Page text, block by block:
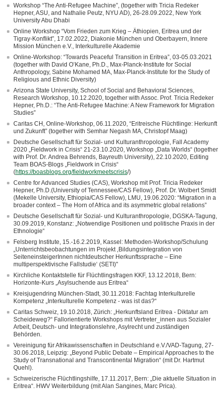
Workshop “The Anti-Refugee Machine”, (together with Tricia Redeker
Hepner, ASU, and Nathalie Peutz, NYU AD), 26-28.09.2022, New York
University Abu Dhabi
Online Workshop “Vom Frieden zum Krieg – Äthiopien, Eritrea und der
Tigray-Konflikt”, 17.02.2022, Diakonie München und Oberbayern, Innere
Mission München e.V., Interkulturelle Akademie
Online-Workshop: “Towards Peaceful Transition in Eritrea”, 03-05.03.2021
(together with David O’Kane, Ph.D., Max-Planck-Institute for Social
Anthropology, Sabine Mohamed MA, Max-Planck-Institute for the Study of
Religious and Ethnic Diversity)
Arizona State University, School of Social and Behavioral Sciences,
Research Workshop, 10.12.2020, together with Assoc. Prof. Tricia Redeker
Hepner, Ph.D.: “The Anti-Refugee Machine: A New Framework for Migration
Studies”
Caritas CH, Online-Workshop, 06.11.2020, “Eritreische Flüchtlinge: Herkunft
und Zukunft” (together with Semhar Negash MA, Christopf Maag)
Deutsche Gesellschaft für Sozial- und Kulturanthropologie, Fall Academy
2020 „Fieldwork in Crisis“ 21-23.10.2020, Workshop „Data Worlds“ (together
with Prof. Dr. Andrea Behrends, Bayreuth University), 22.10.2020, Editing
Team BOAS-Blogs „Fieldwork in Crisis“
(https://boasblogs.org/fieldworkmeetscrisis/)
Centre for Advanced Studies (CAS), Workshop mit Prof. Tricia Redeker
Hepner, Ph.D.(University of Tennessee/CAS Fellow), Prof. Dr. Wolbert Smidt
(Mekelle University, Ethiopia/CAS Fellow), LMU, 19.06.2020: “Migration in a
broader context – The Horn of Africa and its asymmetric global relations”
Deutsche Gesellschaft für Sozial- und Kulturanthropologie, DGSKA-Tagung,
30.09.2019, Konstanz: „Notwendige Positionen und politische Praxis in der
Ethnologie“
Felsberg Institute, 15.-16.2.2019, Kassel: Methoden-Workshop/Schulung
„Unterrichtsbeobachtungen im Projekt ‚Bildungsintegration von
SeiteneinsteigerInnen nichtdeutscher Herkunftssprache – Eine
multiperspektivische Fallstudie‘ (SETI)"
Kirchliche Kontaktstelle für Flüchtlingsfragen KKF, 13.12.2018, Bern:
Horizonte-Kurs „Asylsuchende aus Eritrea“
Kreisjugendring München-Stadt, 30.11.2018: Fachtag Interkulturelle
Kompetenz „Interkulturelle Kompetenz - was ist das?“
Caritas Schweiz, 19.10.2018, Zürich: „Herkunftsland Eritrea - Diktatur am
Scheideweg?“ Fallorientierte Workshops mit Vertreter_innen aus Sozialer
Arbeit, Deutsch- und Integrationslehre, Asylrecht und zuständigen
Behörden.
Vereinigung für Afrikawissenschaften in Deutschland e.V./VAD-Tagung, 27-
30.06.2018, Leipzig: „Beyond Public Debate – Empirical Approaches to the
Study of Transnational and Transcontinental Migration“ (mit Dr. Hartmut
Quehl).
Schweizerische Flüchtlingshilfe, 17.11.2017, Bern: „Die aktuelle Situation in
Eritrea“. HWV Weiterbildung (mit Alan Sangines, Marc Prica).